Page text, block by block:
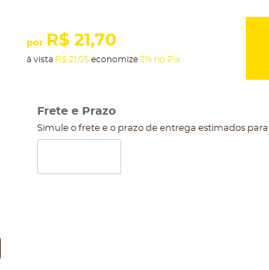
por R$ 21,70
à vista R$ 21,05economize 3% no Pix
Frete e Prazo
Simule o frete e o prazo de entrega estimados para